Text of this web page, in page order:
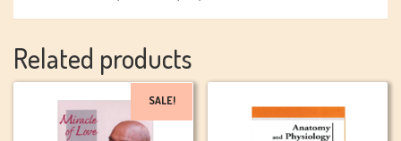
Related products
SALE!